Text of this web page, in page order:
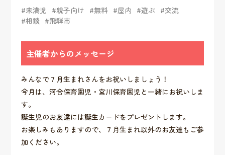
未満児 親子向け 無料 屋内 遊ぶ
交流
相談
飛騨市
主催者からのメッセージ
みんなで７月生まれさんをお祝いしましょう！
今月は、河合保育園児・宮川保育園児と一緒にお祝いしま
す。
誕生児のお友達には誕生カードをプレゼントします。
お楽しみもありますので、７月生まれ以外のお友達もご参
加ください。